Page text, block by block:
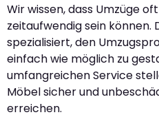
Wir wissen, dass Umzüge
zeitaufwendig sein können.
spezialisiert, den
einfach wie möglich zu
umfangreichen Service
Möbel sicher und
erreichen.